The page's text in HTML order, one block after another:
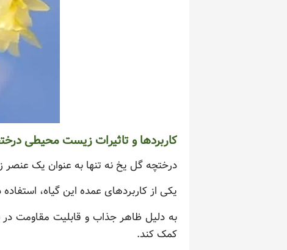
کاربردها و تاثیرات زیست محیطی
درختچه گل یخ نه تنها به عنوان یک
یکی از کاربردهای عمده این گیاه،
به دلیل ظاهر جذاب و قابلیت مقاومت در
کمک کند.